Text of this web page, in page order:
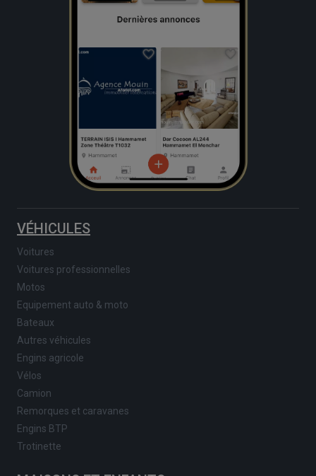
VÉHICULES
Voitures
Voitures professionnelles
Motos
Equipement auto & moto
Bateaux
Autres véhicules
Engins agricole
Vélos
Camion
Remorques et caravanes
Engins BTP
Trotinette